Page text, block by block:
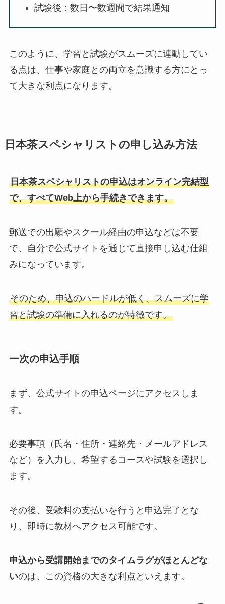
試験後：数日〜数週間で結果通知
このように、学習と試験がスムーズに連動してい
る点は、仕事や家庭との両立を意識する方にとっ
て大きな利点になります。
日本茶スペシャリストの申し込み方法
日本茶スペシャリストの申込はオンライン完結型
で、すべてWeb上から手続きできます。
郵送での出願やスクール経由の申込などは不要
で、自分で公式サイトを通じて直接申し込む仕組
みになっています。
そのため、申込のハードルが低く、スムーズに学
習と試験の準備に入れるのが特徴です。
一次の申込手順
まず、公式サイトの申込ページにアクセスしま
す。
必要事項（氏名・住所・連絡先・メールアドレス
など）を入力し、希望するコースや試験を選択し
ます。
その後、受験料の支払いを行うと申込完了とな
り、即時に教材へアクセス可能です。
申込から受講開始までのタイムラグがほとんどな
いのは、この資格の大きな利点といえます。